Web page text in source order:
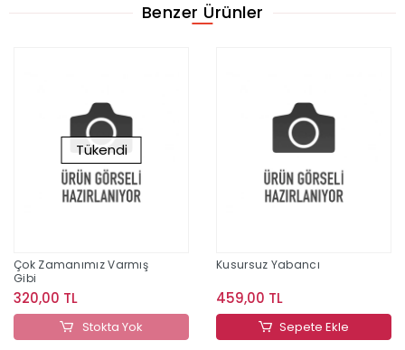
Benzer Ürünler
Tükendi
Çok Zamanımız Varmış
Gibi
320,00 TL
Stokta Yok
Kusursuz Yabancı
459,00 TL
Sepete Ekle